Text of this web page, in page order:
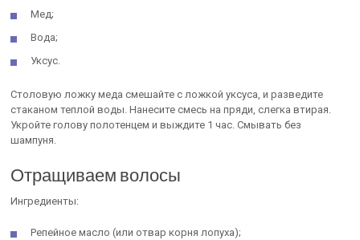
Мед;
Вода;
Уксус.
Столовую ложку меда смешайте с ложкой уксуса, и разведите
стаканом теплой воды. Нанесите смесь на пряди, слегка втирая.
Укройте голову полотенцем и выждите 1 час. Смывать без
шампуня.
Отращиваем волосы
Ингредиенты:
Репейное масло (или отвар корня лопуха);